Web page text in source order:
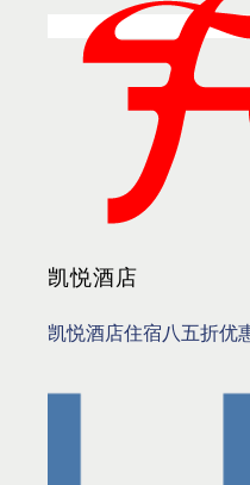
凯悦酒店
凯悦酒店住宿八五折优